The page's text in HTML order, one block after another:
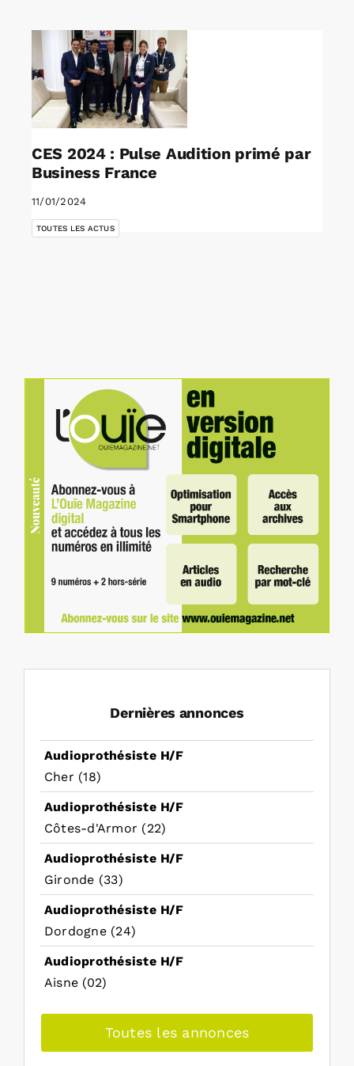
Rechercher:
Annonces emploi
CES 2024 : Pulse Audition primé par
Business France
11/01/2024
TOUTES LES ACTUS
Dernières annonces
Audioprothésiste H/F
Cher (18)
Audioprothésiste H/F
Côtes-d'Armor (22)
Audioprothésiste H/F
Gironde (33)
Audioprothésiste H/F
Dordogne (24)
Audioprothésiste H/F
Aisne (02)
Toutes les annonces